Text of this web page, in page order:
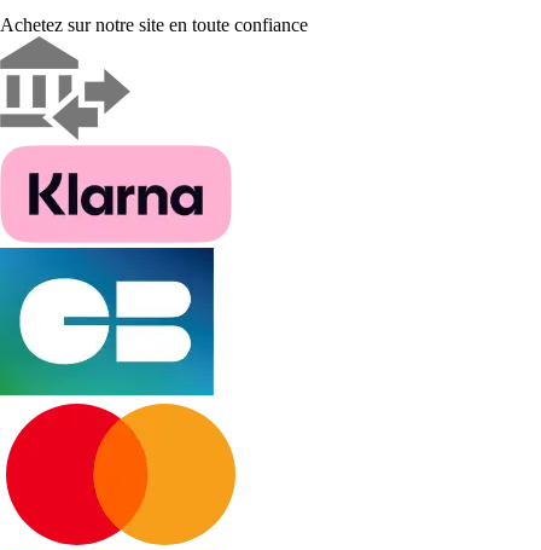
Achetez sur notre site en toute confiance